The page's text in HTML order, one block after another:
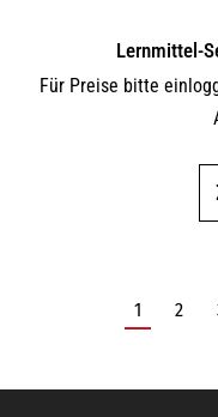
Lernmittel-
Für Preise bitte
1 2